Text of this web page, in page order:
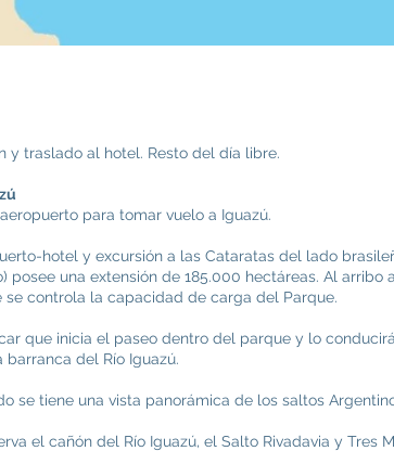
y traslado al hotel. Resto del día libre.
para tomar vuelo a Iguazú.
hotel y excursión a las Cataratas del lado
posee una extensión de 185.000 hectáreas. Al
controla la capacidad de carga del Parque.
que inicia el paseo dentro del parque y lo
del Río Iguazú.
se tiene una vista panorámica de los saltos
el cañón del Río Iguazú, el Salto Rivadavia y Tres